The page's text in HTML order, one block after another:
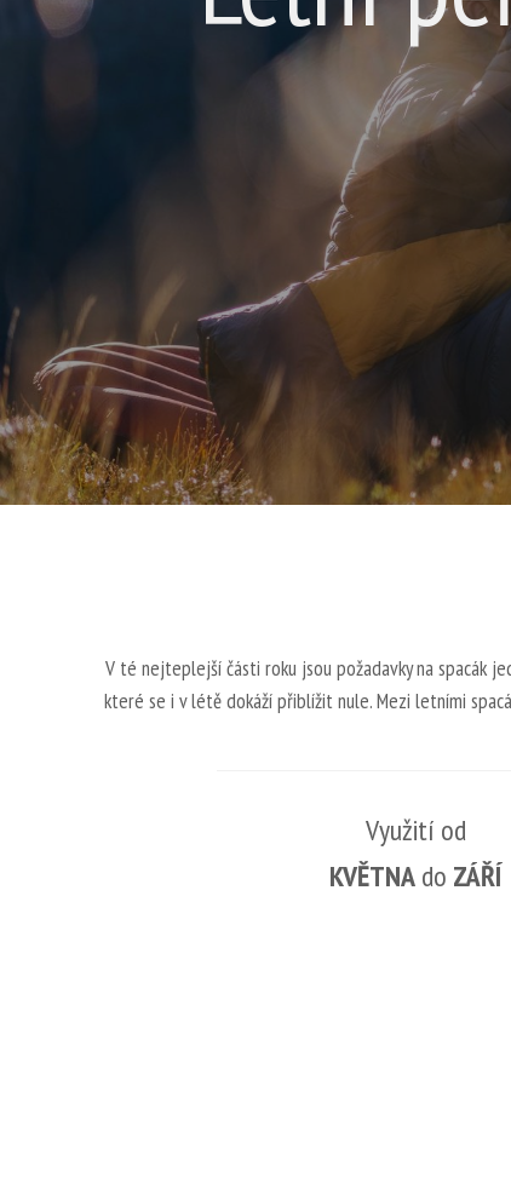
V té nejteplejší části roku jsou požadavky na spacák
které se i v létě dokáží přiblížit nule. Mezi letními
Využití od
KVĚTNAdo ZÁŘÍ